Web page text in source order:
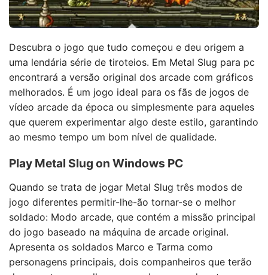
Descubra o jogo que tudo começou e deu origem a
uma lendária série de tiroteios. Em Metal Slug para pc
encontrará a versão original dos arcade com gráficos
melhorados. É um jogo ideal para os fãs de jogos de
vídeo arcade da época ou simplesmente para aqueles
que querem experimentar algo deste estilo, garantindo
ao mesmo tempo um bom nível de qualidade.
Play Metal Slug on Windows PC
Quando se trata de jogar Metal Slug três modos de
jogo diferentes permitir-lhe-ão tornar-se o melhor
soldado: Modo arcade, que contém a missão principal
do jogo baseado na máquina de arcade original.
Apresenta os soldados Marco e Tarma como
personagens principais, dois companheiros que terão